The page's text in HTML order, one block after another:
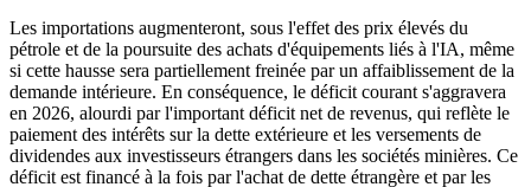
Les importations augmenteront, sous l'effet des prix élevés du
pétrole et de la poursuite des achats d'équipements liés à l'IA, même
si cette hausse sera partiellement freinée par un affaiblissement de la
demande intérieure. En conséquence, le déficit courant s'aggravera
en 2026, alourdi par l'important déficit net de revenus, qui reflète le
paiement des intérêts sur la dette extérieure et les versements de
dividendes aux investisseurs étrangers dans les sociétés minières. Ce
déficit est financé à la fois par l'achat de dette étrangère et par les